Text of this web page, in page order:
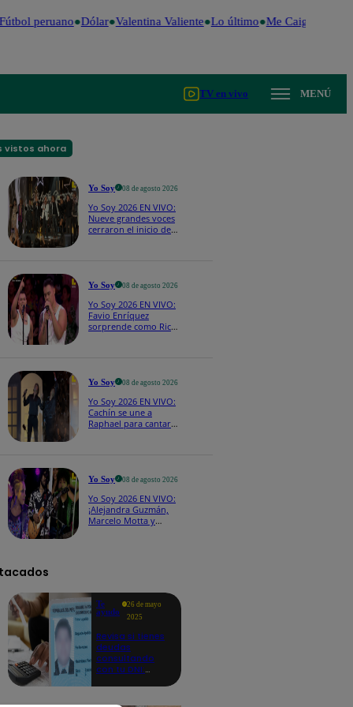
peruano Dólar Valentina Valiente Lo último Me Caigo de Risa
TV en vivo MENÚ
vistos ahora
Yo Soy 08 de agosto 2026
Yo Soy 2026 EN VIVO:
Nueve grandes voces
cerraron el inicio de
Yo Soy 08 de agosto 2026
Yo Soy 2026 EN VIVO:
Favio Enríquez
sorprende como Ricky
Yo Soy 08 de agosto 2026
Yo Soy 2026 EN VIVO:
Cachín se une a
Raphael para cantar
Yo Soy 08 de agosto 2026
Yo Soy 2026 EN VIVO:
¡Alejandra Guzmán,
Marcelo Motta y
Te
ayudo
26 de mayo
2025
Revisa si tienes
deudas
consultando
con tu DNI: